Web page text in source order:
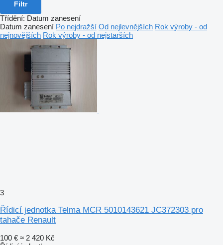
Filtr
Třídění: Datum zanesení
Datum zanesení Po nejdražší Od nejlevnějších Rok výroby - od
nejnovějších Rok výroby - od nejstarších
3
Řídicí jednotka Telma MCR 5010143621 JC372303 pro
tahače Renault
100 € ≈ 2 420 Kč